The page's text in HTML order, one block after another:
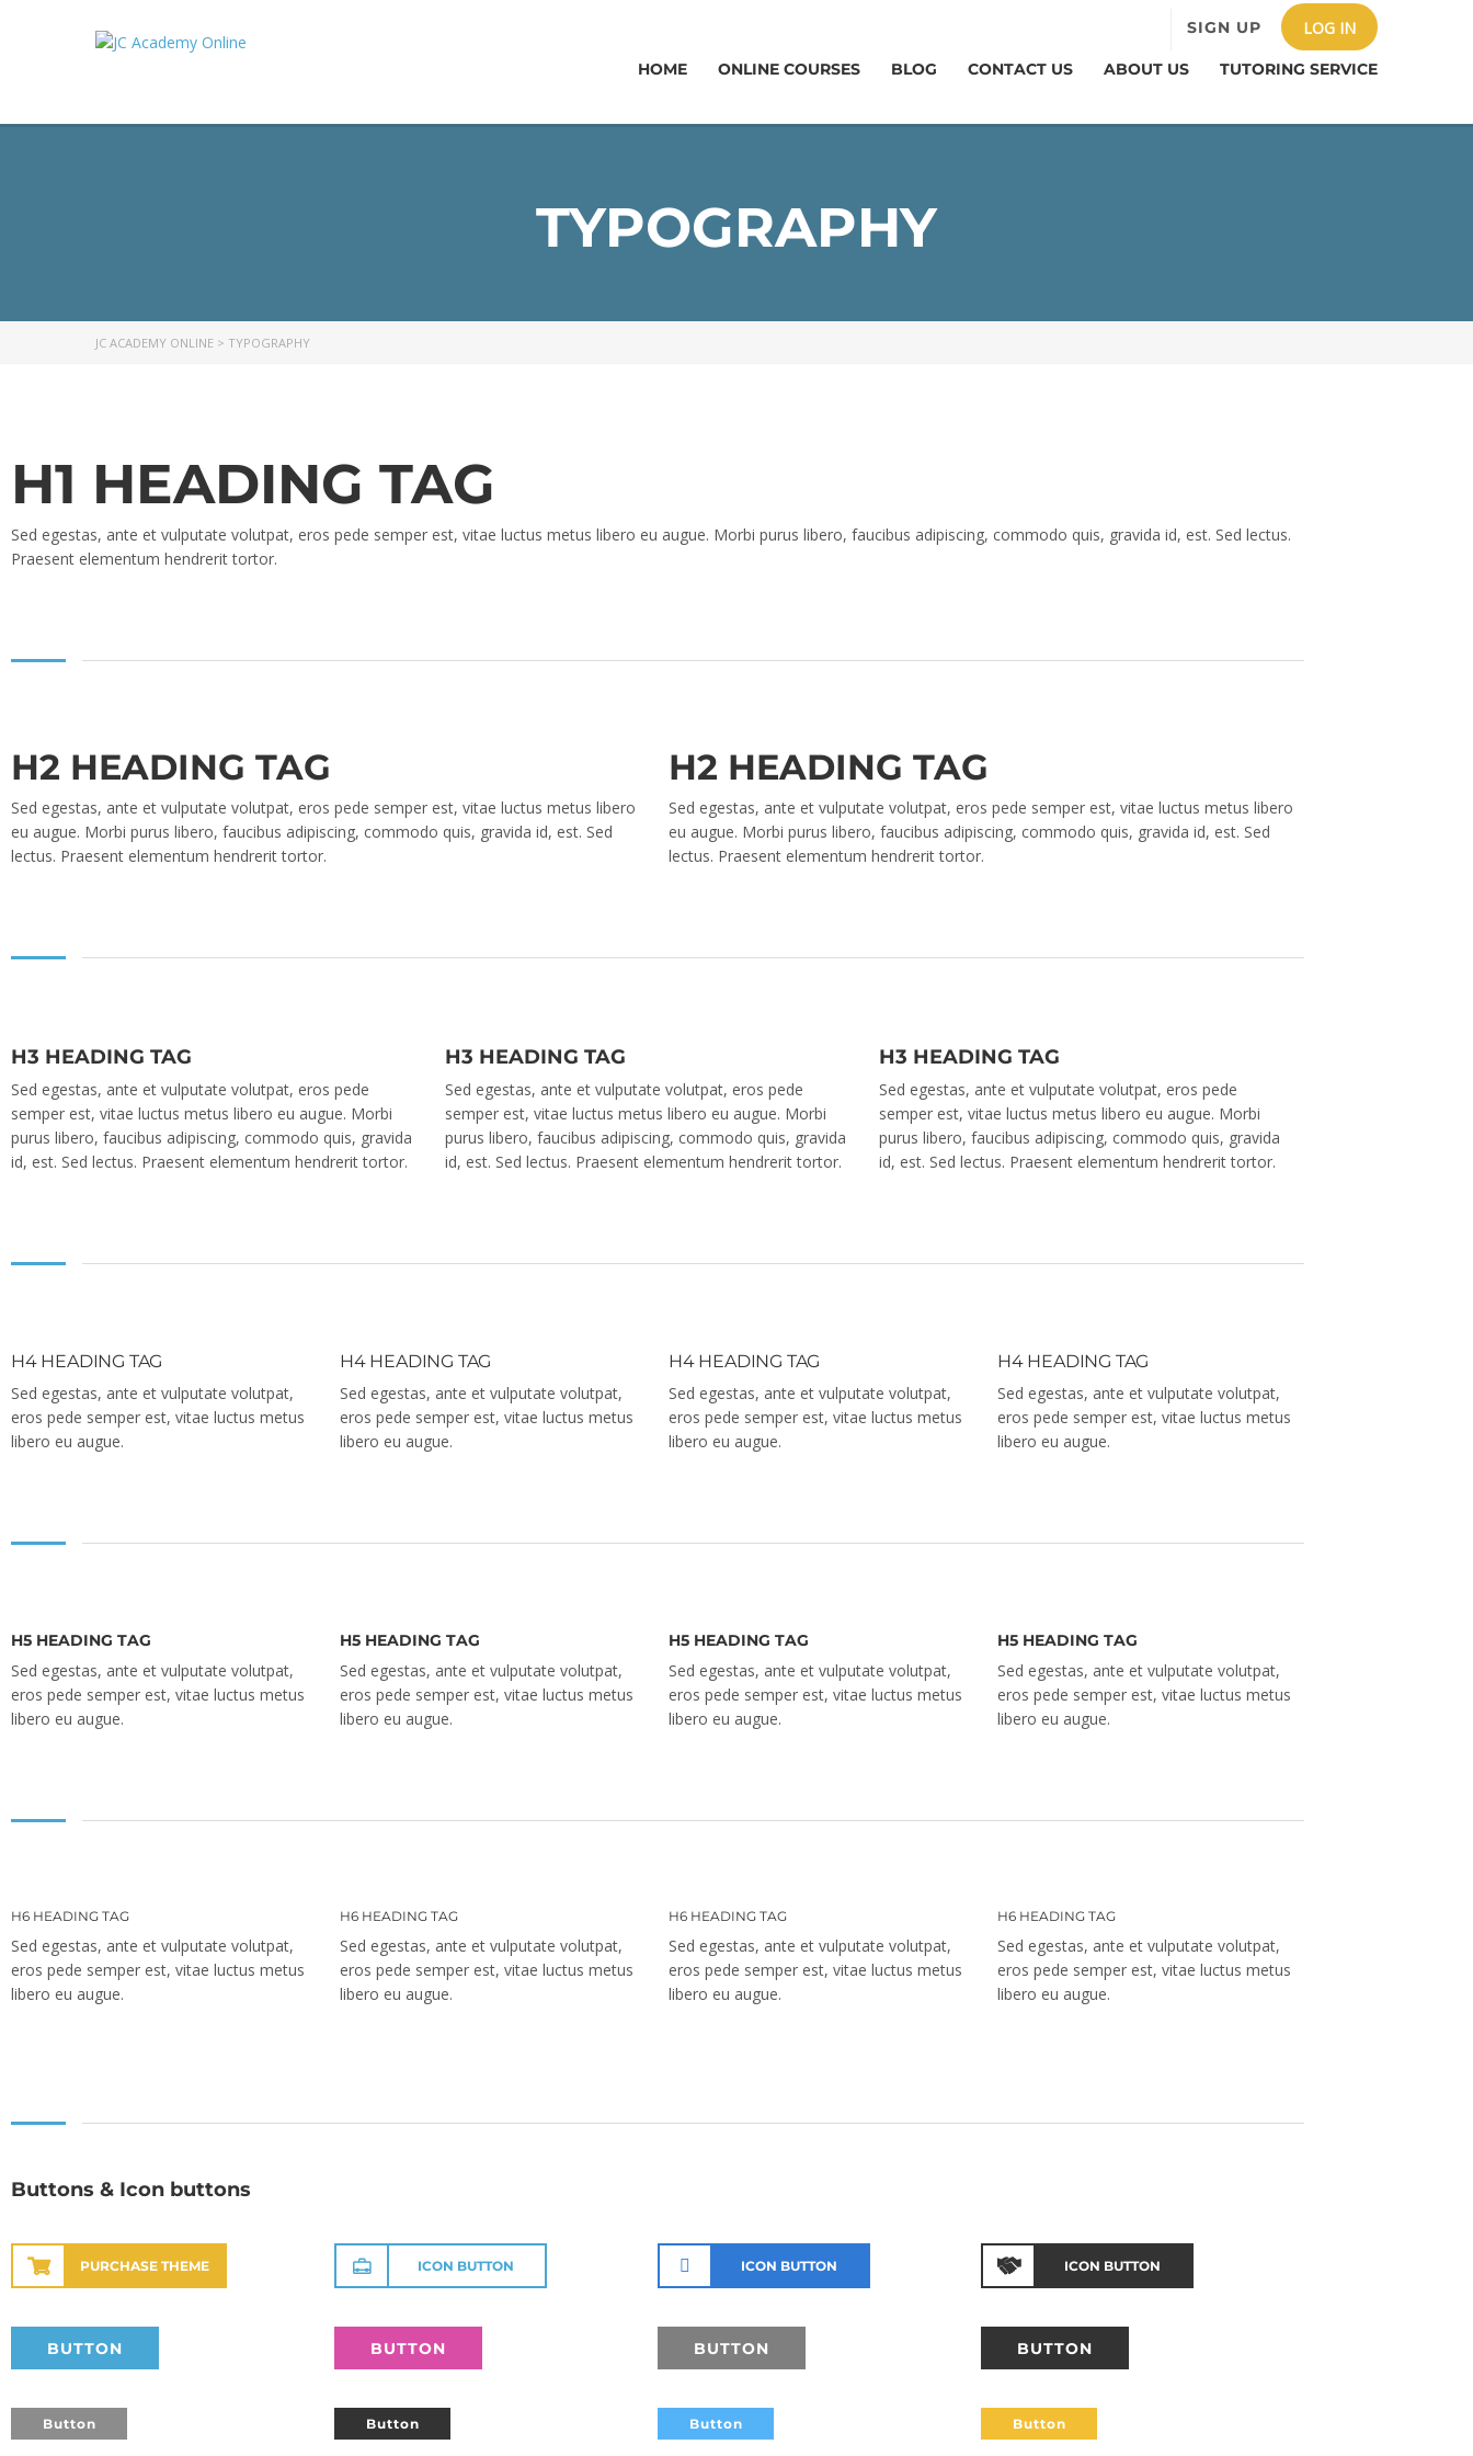
SIGN UP LOG IN
HOME ONLINE COURSES BLOG CONTACT US ABOUT US TUTORING SERVICE
TYPOGRAPHY
JC ACADEMY ONLINE > TYPOGRAPHY
H1 HEADING TAG
Sed egestas, ante et vulputate volutpat, eros pede semper est, vitae luctus metus libero eu augue. Morbi purus libero, faucibus adipiscing, commodo quis, gravida id, est. Sed lectus.
Praesent elementum hendrerit tortor.
H2 HEADING TAG
Sed egestas, ante et vulputate volutpat, eros pede semper est, vitae luctus metus libero
eu augue. Morbi purus libero, faucibus adipiscing, commodo quis, gravida id, est. Sed
lectus. Praesent elementum hendrerit tortor.
H2 HEADING TAG
Sed egestas, ante et vulputate volutpat, eros pede semper est, vitae luctus metus libero
eu augue. Morbi purus libero, faucibus adipiscing, commodo quis, gravida id, est. Sed
lectus. Praesent elementum hendrerit tortor.
H3 HEADING TAG
Sed egestas, ante et vulputate volutpat, eros pede
semper est, vitae luctus metus libero eu augue. Morbi
purus libero, faucibus adipiscing, commodo quis, gravida
id, est. Sed lectus. Praesent elementum hendrerit tortor.
H3 HEADING TAG
Sed egestas, ante et vulputate volutpat, eros pede
semper est, vitae luctus metus libero eu augue. Morbi
purus libero, faucibus adipiscing, commodo quis, gravida
id, est. Sed lectus. Praesent elementum hendrerit tortor.
H3 HEADING TAG
Sed egestas, ante et vulputate volutpat, eros pede
semper est, vitae luctus metus libero eu augue. Morbi
purus libero, faucibus adipiscing, commodo quis, gravida
id, est. Sed lectus. Praesent elementum hendrerit tortor.
H4 HEADING TAG
Sed egestas, ante et vulputate volutpat,
eros pede semper est, vitae luctus metus
libero eu augue.
H4 HEADING TAG
Sed egestas, ante et vulputate volutpat,
eros pede semper est, vitae luctus metus
libero eu augue.
H4 HEADING TAG
Sed egestas, ante et vulputate volutpat,
eros pede semper est, vitae luctus metus
libero eu augue.
H4 HEADING TAG
Sed egestas, ante et vulputate volutpat,
eros pede semper est, vitae luctus metus
libero eu augue.
H5 HEADING TAG
Sed egestas, ante et vulputate volutpat,
eros pede semper est, vitae luctus metus
libero eu augue.
H5 HEADING TAG
Sed egestas, ante et vulputate volutpat,
eros pede semper est, vitae luctus metus
libero eu augue.
H5 HEADING TAG
Sed egestas, ante et vulputate volutpat,
eros pede semper est, vitae luctus metus
libero eu augue.
H5 HEADING TAG
Sed egestas, ante et vulputate volutpat,
eros pede semper est, vitae luctus metus
libero eu augue.
H6 HEADING TAG
Sed egestas, ante et vulputate volutpat,
eros pede semper est, vitae luctus metus
libero eu augue.
H6 HEADING TAG
Sed egestas, ante et vulputate volutpat,
eros pede semper est, vitae luctus metus
libero eu augue.
H6 HEADING TAG
Sed egestas, ante et vulputate volutpat,
eros pede semper est, vitae luctus metus
libero eu augue.
H6 HEADING TAG
Sed egestas, ante et vulputate volutpat,
eros pede semper est, vitae luctus metus
libero eu augue.
Buttons & Icon buttons
PURCHASE THEME ICON BUTTON ICON BUTTON ICON BUTTON
BUTTON BUTTON BUTTON BUTTON
Button Button Button Button